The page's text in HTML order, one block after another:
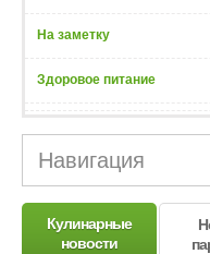
На заметку
Здоровое питание
Навигация
Кулинарные
новости